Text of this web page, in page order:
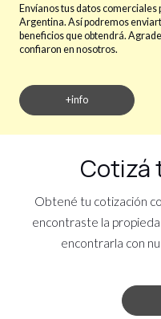
Envíanos tus datos comerciales
Argentina. Así podremos
beneficios que obtendrá.
confiaron en nosotros.
+info
Cotizá
Obtené tu cotización
encontraste la
encontrarla con